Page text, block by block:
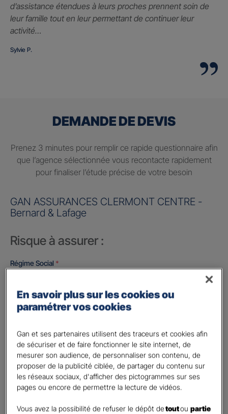
d’assistance étendues à leurs proches prennent soin de
leur famille tout en leur permettant de continuer leur
activité…
Sylvie P.
DEMANDE DE DEVIS
Prenez 3 minutes pour remplir ce rapide questionnaire afin
que l’agence sélectionnée vous recontacte rapidement
pour finaliser l’étude précise de votre besoin
GAN ASSURANCES CLERMONT CENTRE -
Bernard & Lafage
Risque à assurer :
Régime Social *
Régime des travailleurs non - salariés
Régime Agricole
Bénéficiaire(s) *
Moi
Conjoint
Enfant(s)
à les déclarer à votre Agent.
En savoir plus sur les cookies ou
paramétrer vos cookies
Gan et ses partenaires utilisent des traceurs et cookies afin
de sécuriser et de faire fonctionner le site internet, de
mesurer son audience, de personnaliser son contenu, de
proposer de la publicité ciblée, de partager du contenu sur
les réseaux sociaux, d'afficher des pictogrammes sur ses
pages ou encore de permettre la lecture de vidéos.
Vous avez la possibilité de refuser le dépôt detoutoupartie